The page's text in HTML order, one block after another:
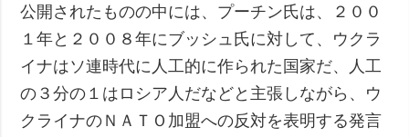
公開されたものの中には、プーチン氏は、２００
１年と２００８年にブッシュ氏に対して、ウクラ
イナはソ連時代に人工的に作られた国家だ、人工
の３分の１はロシア人だなどと主張しながら、ウ
クライナのＮＡＴＯ加盟への反対を表明する発言